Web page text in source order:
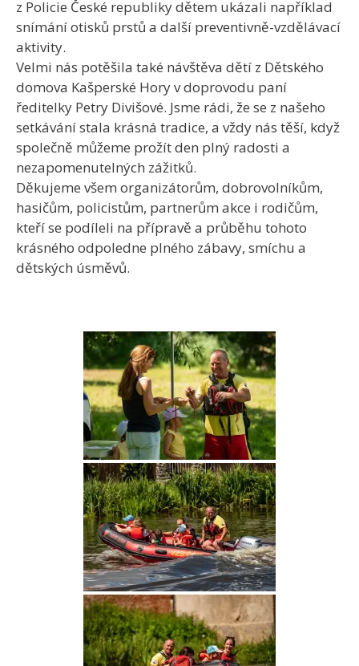
z Policie České republiky dětem ukázali například
snímání otisků prstů a další preventivně-vzdělávací
aktivity.
Velmi nás potěšila také návštěva dětí z Dětského
domova Kašperské Hory v doprovodu paní
ředitelky Petry Divišové. Jsme rádi, že se z našeho
setkávání stala krásná tradice, a vždy nás těší, když
společně můžeme prožít den plný radosti a
nezapomenutelných zážitků.
Děkujeme všem organizátorům, dobrovolníkům,
hasičům, policistům, partnerům akce i rodičům,
kteří se podíleli na přípravě a průběhu tohoto
krásného odpoledne plného zábavy, smíchu a
dětských úsměvů.